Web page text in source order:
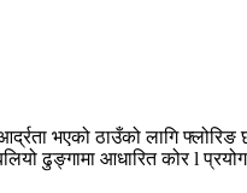
भएको ठाउँको लागि
ढुङ्गामा आधारित कोर l प्रयोग